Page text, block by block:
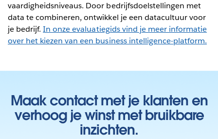
vaardigheidsniveaus. Door bedrijfsdoelstellingen met
data te combineren, ontwikkel je een datacultuur voor
je bedrijf.In onze evaluatiegids vind je meer informatie
over het kiezen van een business intelligence-platform.
Maak contact met je klanten en
verhoog je winst met bruikbare
inzichten.